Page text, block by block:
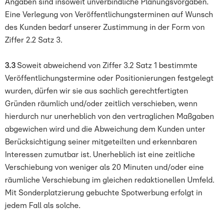
Angaben sind insoweit unverbindliche Planungsvorgaben.
Eine Verlegung von Veröffentlichungsterminen auf Wunsch
des Kunden bedarf unserer Zustimmung in der Form von
Ziffer 2.2 Satz 3.
3.3Soweit abweichend von Ziffer 3.2 Satz 1 bestimmte
Veröffentlichungstermine oder Positionierungen festgelegt
wurden, dürfen wir sie aus sachlich gerechtfertigten
Gründen räumlich und/oder zeitlich verschieben, wenn
hierdurch nur unerheblich von den vertraglichen Maßgaben
abgewichen wird und die Abweichung dem Kunden unter
Berücksichtigung seiner mitgeteilten und erkennbaren
Interessen zumutbar ist. Unerheblich ist eine zeitliche
Verschiebung von weniger als 20 Minuten und/oder eine
räumliche Verschiebung im gleichen redaktionellen Umfeld.
Mit Sonderplatzierung gebuchte Spotwerbung erfolgt in
jedem Fall als solche.